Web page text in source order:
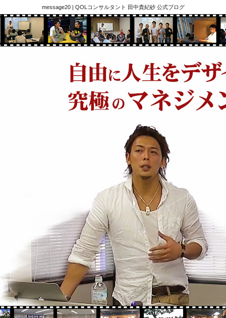
message20 | QOLコンサルタント 田中貴紀砂 公式ブログ